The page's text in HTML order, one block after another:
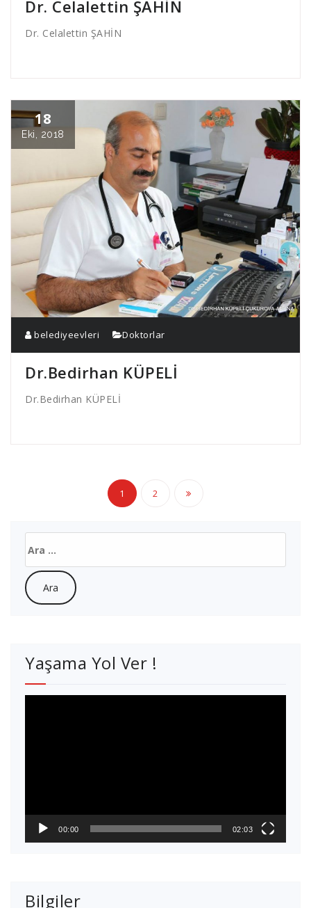
Dr. Celalettin ŞAHİN
Dr. Celalettin ŞAHİN
18
Eki, 2018
belediyeevleri Doktorlar
Dr.Bedirhan KÜPELİ
Dr.Bedirhan KÜPELİ
Yazı
1 2
Yaşama Yol Ver !
00:00 02:03
Bilgiler